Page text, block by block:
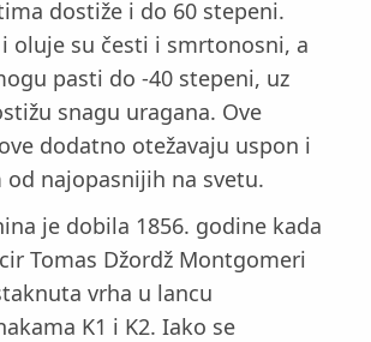
dostiže i do 60 stepeni.
oluje su česti i smrtonosni, a
pasti do -40 stepeni, uz
snagu uragana. Ove
dodatno otežavaju uspon i
od najopasnijih na svetu.
je dobila 1856. godine kada
Tomas Džordž Montgomeri
vrha u lancu
K1 i K2. Iako se